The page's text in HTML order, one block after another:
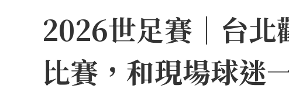
2026世足賽｜台北
比賽，和現場球迷